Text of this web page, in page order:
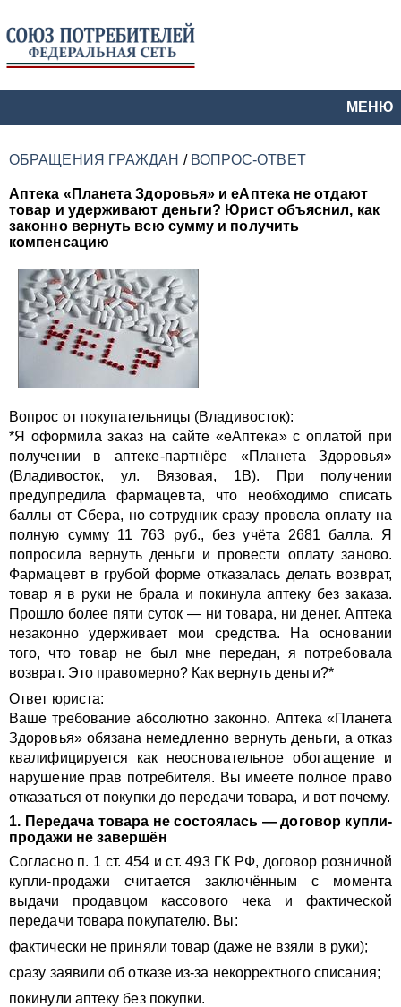
МЕНЮ
ОБРАЩЕНИЯ ГРАЖДАН / ВОПРОС-ОТВЕТ
Аптека «Планета Здоровья» и еАптека не отдают
товар и удерживают деньги? Юрист объяснил, как
законно вернуть всю сумму и получить
компенсацию
Вопрос от покупательницы (Владивосток):
*Я оформила заказ на сайте «еАптека» с оплатой при
получении в аптеке-партнёре «Планета Здоровья»
(Владивосток, ул. Вязовая, 1В). При получении
предупредила фармацевта, что необходимо списать
баллы от Сбера, но сотрудник сразу провела оплату на
полную сумму 11 763 руб., без учёта 2681 балла. Я
попросила вернуть деньги и провести оплату заново.
Фармацевт в грубой форме отказалась делать возврат,
товар я в руки не брала и покинула аптеку без заказа.
Прошло более пяти суток — ни товара, ни денег. Аптека
незаконно удерживает мои средства. На основании
того, что товар не был мне передан, я потребовала
возврат. Это правомерно? Как вернуть деньги?*
Ответ юриста:
Ваше требование абсолютно законно. Аптека «Планета
Здоровья» обязана немедленно вернуть деньги, а отказ
квалифицируется как неосновательное обогащение и
нарушение прав потребителя. Вы имеете полное право
отказаться от покупки до передачи товара, и вот почему.
1. Передача товара не состоялась — договор купли-
продажи не завершён
Согласно п. 1 ст. 454 и ст. 493 ГК РФ, договор розничной
купли-продажи считается заключённым с момента
выдачи продавцом кассового чека и фактической
передачи товара покупателю. Вы:
фактически не приняли товар (даже не взяли в руки);
сразу заявили об отказе из-за некорректного списания;
покинули аптеку без покупки.